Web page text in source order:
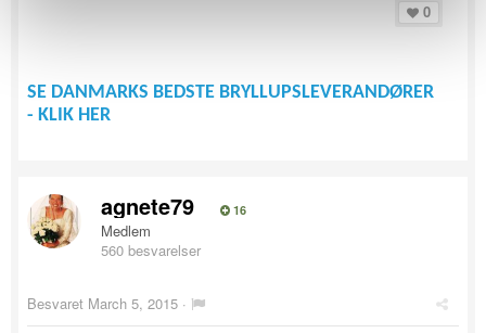
0
SE DANMARKS BEDSTE BRYLLUPSLEVERANDØRER
- KLIK HER
agnete79 16
Medlem
560 besvarelser
Besvaret March 5, 2015 ·